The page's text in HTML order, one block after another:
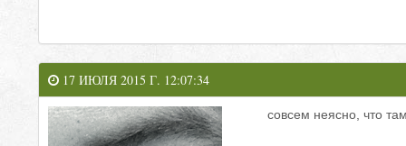
17 ИЮЛЯ 2015 Г. 12:07:34
совсем неясно, что